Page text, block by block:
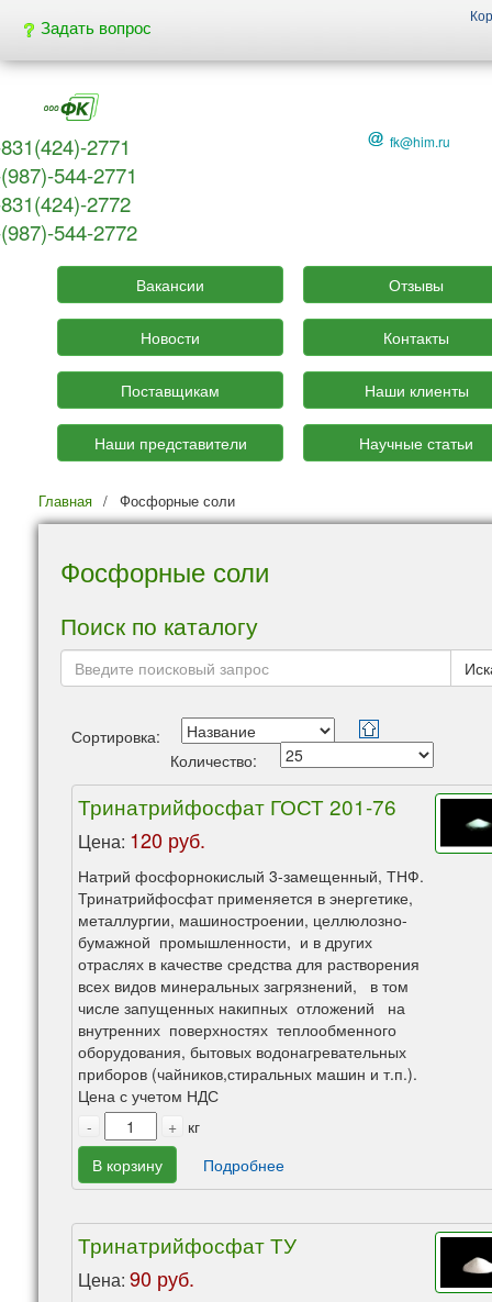
Задать вопрос
2771
544-2771
2772
544-2772
fk@him.ru
Вакансии Отзывы
Новости Контакты
Поставщикам Наши клиенты
Наши представители Научные статьи
Главная / Фосфорные соли
Фосфорные соли
Поиск по каталогу
Сортировка:
Количество:
Тринатрийфосфат ГОСТ 201-76
Цена: 120 руб.
Натрий фосфорнокислый 3-замещенный, ТНФ.
Тринатрийфосфат применяется в энергетике,
металлургии, машиностроении, целлюлозно-
бумажной промышленности, и в других
отраслях в качестве средства для растворения
всех видов минеральных загрязнений, в том
числе запущенных накипных отложений на
внутренних поверхностях теплообменного
оборудования, бытовых водонагревательных
приборов (чайников,стиральных машин и т.п.).
Цена с учетом НДС
-
+ кг
В корзину
Подробнее
Тринатрийфосфат ТУ
Цена: 90 руб.